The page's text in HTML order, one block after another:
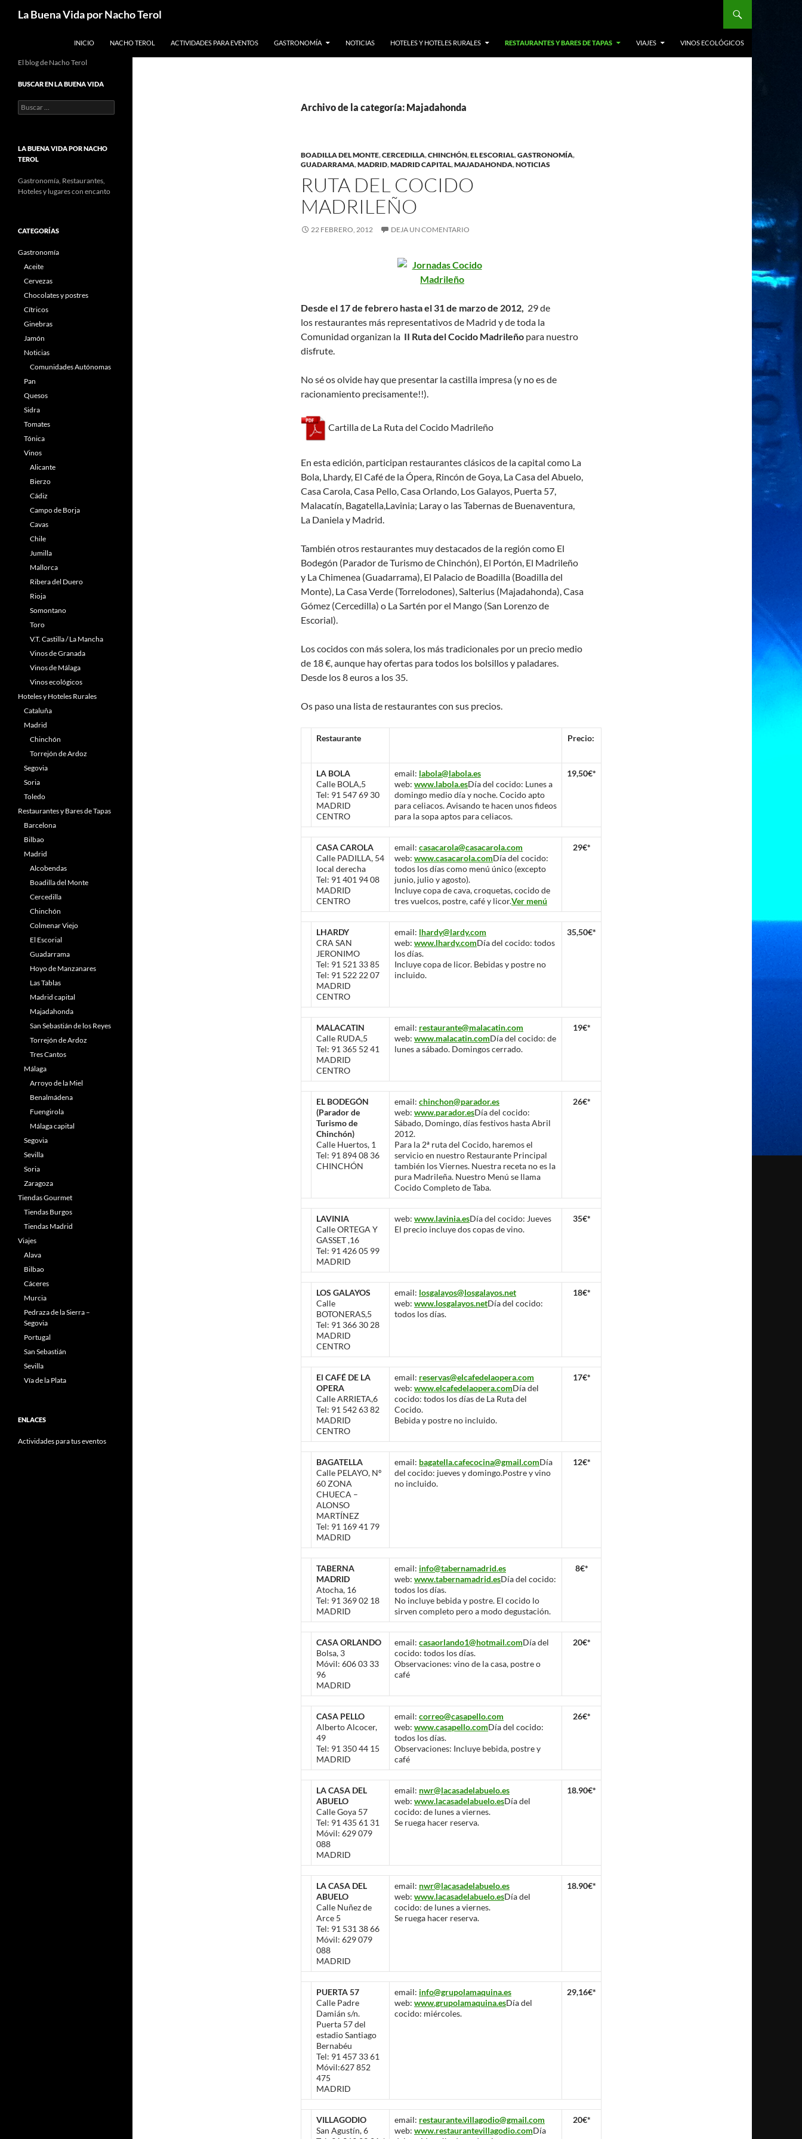
La Buena Vida por Nacho Terol
INICIO NACHO TEROL ACTIVIDADES PARA EVENTOS GASTRONOMÍA NOTICIAS HOTELES Y HOTELES RURALES RESTAURANTES Y BARES DE TAPAS VIAJES VINOS ECOLÓGICOS
Archivo de la categoría: Majadahonda
BOADILLA DEL MONTE,CERCEDILLA,CHINCHÓN,EL ESCORIAL,GASTRONOMÍA,
GUADARRAMA,MADRID,MADRID CAPITAL,MAJADAHONDA,NOTICIAS
RUTA DEL COCIDO
MADRILEÑO
22 FEBRERO, 2012 DEJA UN COMENTARIO
Desde el 17 de febrero hasta el 31 de marzo de 2012, 29 de
los restaurantes más representativos de Madrid y de toda la
Comunidad organizan la II Ruta del Cocido Madrileño para nuestro
disfrute.
No sé os olvide hay que presentar la castilla impresa (y no es de
racionamiento precisamente!!).
Cartilla de La Ruta del Cocido Madrileño
En esta edición, participan restaurantes clásicos de la capital como La
Bola, Lhardy, El Café de la Ópera, Rincón de Goya, La Casa del Abuelo,
Casa Carola, Casa Pello, Casa Orlando, Los Galayos, Puerta 57,
Malacatín, Bagatella,Lavinia; Laray o las Tabernas de Buenaventura,
La Daniela y Madrid.
También otros restaurantes muy destacados de la región como El
Bodegón (Parador de Turismo de Chinchón), El Portón, El Madrileño
y La Chimenea (Guadarrama), El Palacio de Boadilla (Boadilla del
Monte), La Casa Verde (Torrelodones), Salterius (Majadahonda), Casa
Gómez (Cercedilla) o La Sartén por el Mango (San Lorenzo de
Escorial).
Los cocidos con más solera, los más tradicionales por un precio medio
de 18 €, aunque hay ofertas para todos los bolsillos y paladares.
Desde los 8 euros a los 35.
Os paso una lista de restaurantes con sus precios.
Restaurante Precio:
LA BOLA
Calle BOLA,5
Tel: 91 547 69 30
MADRID
CENTRO
email: labola@labola.es
web: www.labola.esDía del cocido: Lunes a
domingo medio día y noche. Cocido apto
para celiacos. Avisando te hacen unos fideos
para la sopa aptos para celiacos.
19,50€*
CASA CAROLA
Calle PADILLA, 54
local derecha
Tel: 91 401 94 08
MADRID
CENTRO
email: casacarola@casacarola.com
web: www.casacarola.comDía del cocido:
todos los días como menú único (excepto
junio, julio y agosto).
Incluye copa de cava, croquetas, cocido de
tres vuelcos, postre, café y licor.Ver menú
29€*
LHARDY
CRA SAN
JERONIMO
Tel: 91 521 33 85
Tel: 91 522 22 07
MADRID
CENTRO
email: lhardy@lardy.com
web: www.lhardy.comDía del cocido: todos
los días.
Incluye copa de licor. Bebidas y postre no
incluido.
35,50€*
MALACATIN
Calle RUDA,5
Tel: 91 365 52 41
MADRID
CENTRO
email: restaurante@malacatin.com
web: www.malacatin.comDía del cocido: de
lunes a sábado. Domingos cerrado.
19€*
EL BODEGÓN
(Parador de
Turismo de
Chinchón)
Calle Huertos, 1
Tel: 91 894 08 36
CHINCHÓN
email: chinchon@parador.es
web: www.parador.esDía del cocido:
Sábado, Domingo, días festivos hasta Abril
2012.
Para la 2ª ruta del Cocido, haremos el
servicio en nuestro Restaurante Principal
también los Viernes. Nuestra receta no es la
pura Madrileña. Nuestro Menú se llama
Cocido Completo de Taba.
26€*
LAVINIA
Calle ORTEGA Y
GASSET ,16
Tel: 91 426 05 99
MADRID
web: www.lavinia.esDía del cocido: Jueves
El precio incluye dos copas de vino.
35€*
LOS GALAYOS
Calle
BOTONERAS,5
Tel: 91 366 30 28
MADRID
CENTRO
email: losgalayos@losgalayos.net
web: www.losgalayos.netDía del cocido:
todos los días.
18€*
El CAFÉ DE LA
OPERA
Calle ARRIETA,6
Tel: 91 542 63 82
MADRID
CENTRO
email: reservas@elcafedelaopera.com
web: www.elcafedelaopera.comDía del
cocido: todos los días de La Ruta del
Cocido.
Bebida y postre no incluido.
17€*
BAGATELLA
Calle PELAYO, Nº
60 ZONA
CHUECA –
ALONSO
MARTÍNEZ
Tel: 91 169 41 79
MADRID
email: bagatella.cafecocina@gmail.comDía
del cocido: jueves y domingo.Postre y vino
no incluido.
12€*
TABERNA
MADRID
Atocha, 16
Tel: 91 369 02 18
MADRID
email: info@tabernamadrid.es
web: www.tabernamadrid.esDía del cocido:
todos los días.
No incluye bebida y postre. El cocido lo
sirven completo pero a modo degustación.
8€*
CASA ORLANDO
Bolsa, 3
Móvil: 606 03 33
96
MADRID
email: casaorlando1@hotmail.comDía del
cocido: todos los días.
Observaciones: vino de la casa, postre o
café
20€*
CASA PELLO
Alberto Alcocer,
49
Tel: 91 350 44 15
MADRID
email: correo@casapello.com
web: www.casapello.comDía del cocido:
todos los días.
Observaciones: Incluye bebida, postre y
café
26€*
LA CASA DEL
ABUELO
Calle Goya 57
Tel: 91 435 61 31
Móvil: 629 079
088
MADRID
email: nwr@lacasadelabuelo.es
web: www.lacasadelabuelo.esDía del
cocido: de lunes a viernes.
Se ruega hacer reserva.
18.90€*
LA CASA DEL
ABUELO
Calle Nuñez de
Arce 5
Tel: 91 531 38 66
Móvil: 629 079
088
MADRID
email: nwr@lacasadelabuelo.es
web: www.lacasadelabuelo.esDía del
cocido: de lunes a viernes.
Se ruega hacer reserva.
18.90€*
PUERTA 57
Calle Padre
Damián s/n.
Puerta 57 del
estadio Santiago
Bernabéu
Tel: 91 457 33 61
Móvil:627 852
475
MADRID
email: info@grupolamaquina.es
web: www.grupolamaquina.esDía del
cocido: miércoles.
29,16€*
VILLAGODIO
San Agustín, 6
email: restaurante.villagodio@gmail.com
web: www.restaurantevillagodio.comDía
20€*
El blog de Nacho Terol
BUSCAR EN LA BUENA VIDA
Buscar:
LA BUENA VIDA POR NACHO
TEROL
Gastronomía, Restaurantes,
Hoteles y lugares con encanto
CATEGORÍAS
Gastronomía
Aceite
Cervezas
Chocolates y postres
Cítricos
Ginebras
Jamón
Noticias
Comunidades Autónomas
Pan
Quesos
Sidra
Tomates
Tónica
Vinos
Alicante
Bierzo
Cádiz
Campo de Borja
Cavas
Chile
Jumilla
Mallorca
Ribera del Duero
Rioja
Somontano
Toro
V.T. Castilla / La Mancha
Vinos de Granada
Vinos de Málaga
Vinos ecológicos
Hoteles y Hoteles Rurales
Cataluña
Madrid
Chinchón
Torrejón de Ardoz
Segovia
Soria
Toledo
Restaurantes y Bares de Tapas
Barcelona
Bilbao
Madrid
Alcobendas
Boadilla del Monte
Cercedilla
Chinchón
Colmenar Viejo
El Escorial
Guadarrama
Hoyo de Manzanares
Las Tablas
Madrid capital
Majadahonda
San Sebastián de los Reyes
Torrejón de Ardoz
Tres Cantos
Málaga
Arroyo de la Miel
Benalmádena
Fuengirola
Málaga capital
Segovia
Sevilla
Soria
Zaragoza
Tiendas Gourmet
Tiendas Burgos
Tiendas Madrid
Viajes
Alava
Bilbao
Cáceres
Murcia
Pedraza de la Sierra –
Segovia
Portugal
San Sebastián
Sevilla
Vía de la Plata
ENLACES
Actividades para tus eventos